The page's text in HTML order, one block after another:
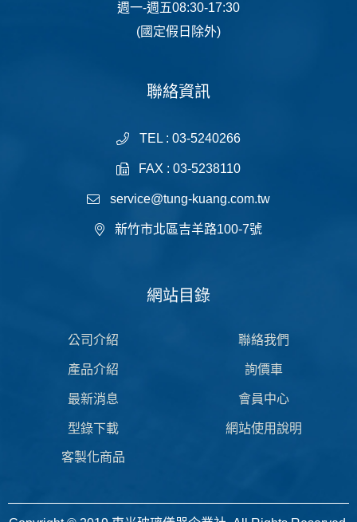
週一-週五08:30-17:30
(國定假日除外)
聯絡資訊
TEL : 03-5240266
FAX : 03-5238110
service@tung-kuang.com.tw
新竹市北區吉羊路100-7號
網站目錄
公司介紹
產品介紹
最新消息
型錄下載
客製化商品
聯絡我們
詢價車
會員中心
網站使用說明